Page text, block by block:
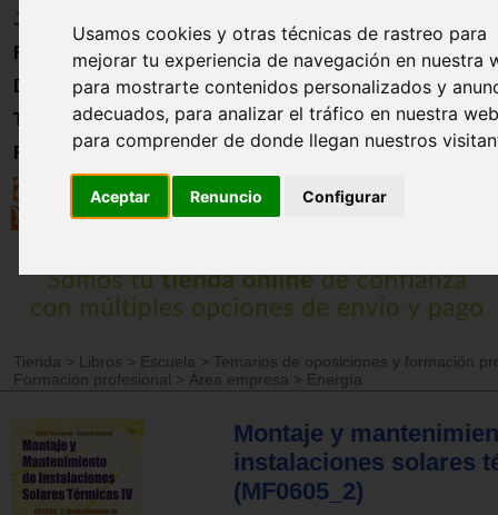
Usamos cookies y otras técnicas de rastreo para
mejorar tu experiencia de navegación en nuestra
para mostrarte contenidos personalizados y
adecuados, para analizar el tráfico en nuestra
para comprender de donde llegan nuestros
Aceptar Renuncio Configurar
Juguetes
Formación
Directorio
Trabajo
Registro
Tienda > Libros > Escuela > Temarios de oposiciones y formación
Formación profesional > Área empresa > Energía
Montaje y
instalaciones solares
(MF0605_2)